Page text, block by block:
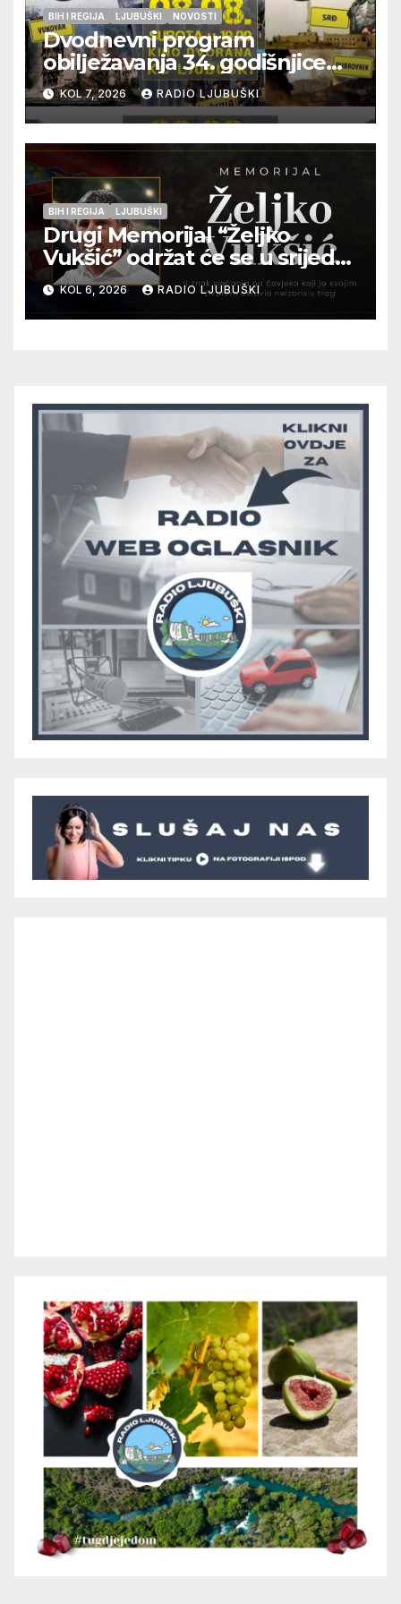
BIH I REGIJA LJUBUŠKI NOVOSTI
Dvodnevni program
obilježavanja 34. godišnjice
pogibije generala Blaža
Kraljevića i osmorice
pripadnika HOS-a
KOL 7, 2026 RADIO LJUBUŠKI
BIH I REGIJA LJUBUŠKI
Drugi Memorijal “Željko
Vukšić” održat će se u srijedu
12. kolovoza u Otoku
KOL 6, 2026 RADIO LJUBUŠKI